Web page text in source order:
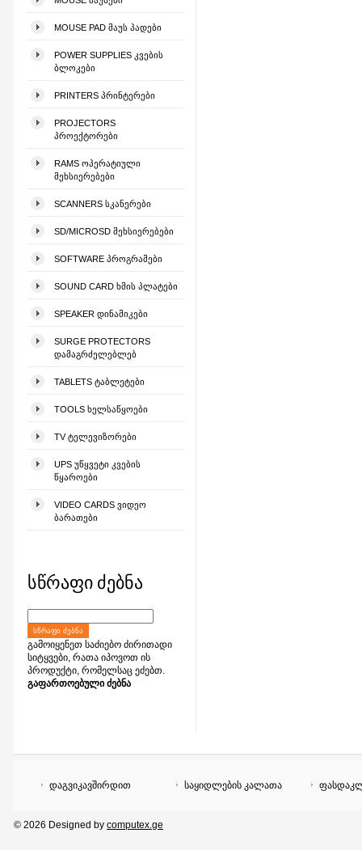
MOUSE PAD ᲛᲐᲣᲡ ᲞᲐᲓᲔᲑᲘ
POWER SUPPLIES ᲙᲕᲔᲑᲘᲡ
ᲑᲚᲝᲙᲔᲑᲘ
PRINTERS ᲞᲠᲘᲜᲢᲔᲠᲔᲑᲘ
PROJECTORS
ᲞᲠᲝᲔᲥᲢᲝᲠᲔᲑᲘ
RAMS ᲝᲞᲔᲠᲐᲢᲘᲣᲚᲘ
ᲛᲔᲮᲡᲘᲔᲠᲔᲑᲔᲑᲘ
SCANNERS ᲡᲙᲐᲜᲔᲠᲔᲑᲘ
SD/MICROSD ᲛᲔᲮᲡᲘᲔᲠᲔᲑᲔᲑᲘ
SOFTWARE ᲞᲠᲝᲒᲠᲐᲛᲔᲑᲘ
SOUND CARD ᲮᲛᲘᲡ ᲞᲚᲐᲢᲔᲑᲘ
SPEAKER ᲓᲘᲜᲐᲛᲘᲙᲔᲑᲘ
SURGE PROTECTORS
ᲓᲐᲛᲐᲒᲠᲫᲔᲚᲔᲑᲚᲔᲑ
TABLETS ᲢᲐᲑᲚᲔᲢᲔᲑᲘ
TOOLS ᲮᲔᲚᲡᲐᲬᲧᲝᲔᲑᲘ
TV ᲢᲔᲚᲔᲕᲘᲖᲝᲠᲔᲑᲘ
UPS ᲣᲬᲧᲕᲔᲢᲘ ᲙᲕᲔᲑᲘᲡ
ᲬᲧᲐᲠᲝᲔᲑᲘ
VIDEO CARDS ᲕᲘᲓᲔᲝ
ᲑᲐᲠᲐᲗᲔᲑᲘ
სწრაფი ძებნა
ᲡᲬᲠᲐᲤᲘ ᲫᲔᲑᲜᲐ
გამოიყენეთ საძიებო ძირითადი
სიტყვები, რათა იპოვოთ ის
პროდუქტი, რომელსაც ეძებთ.
გაფართოებული ძებნა
დაგვიკავშირდით საყიდლების კალათა
© 2026 Designed by computex.ge